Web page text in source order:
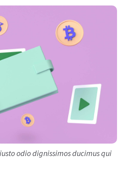
odio dignissimos ducimus qui